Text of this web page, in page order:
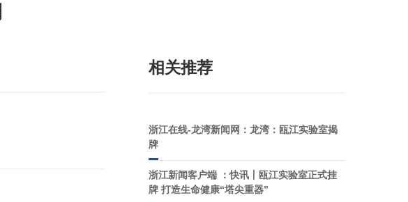
相关推荐
浙江在线-龙湾新闻网：龙湾：瓯江实验室揭
牌
浙江新闻客户端 ：快讯丨瓯江实验室正式挂
牌 打造生命健康“塔尖重器”